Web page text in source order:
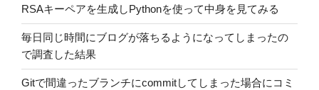
RSAキーペアを生成しPythonを使って中身を見てみる
毎日同じ時間にブログが落ちるようになってしまったの
で調査した結果
Gitで間違ったブランチにcommitしてしまった場合にコミ